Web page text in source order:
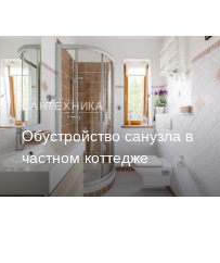
САНТЕХНИКА
Обустройство санузла в
частном коттедже